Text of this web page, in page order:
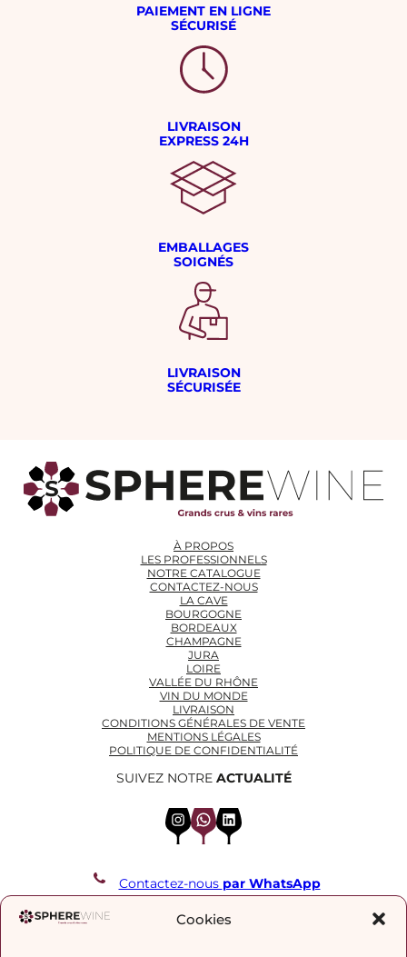
Cookies
PAIEMENT EN LIGNE
SÉCURISÉ
LIVRAISON
EXPRESS 24H
EMBALLAGES
SOIGNÉS
LIVRAISON
SÉCURISÉE
À PROPOS
LES PROFESSIONNELS
NOTRE CATALOGUE
CONTACTEZ-NOUS
LA CAVE
BOURGOGNE
BORDEAUX
CHAMPAGNE
JURA
LOIRE
VALLÉE DU RHÔNE
VIN DU MONDE
LIVRAISON
CONDITIONS GÉNÉRALES DE VENTE
MENTIONS LÉGALES
POLITIQUE DE CONFIDENTIALITÉ
SUIVEZ NOTRE ACTUALITÉ
InstagramWhatsApp LinkedIn
Contactez-nous par WhatsApp
REJOIGNEZ NOTRE LISTE DE DIFFUSION